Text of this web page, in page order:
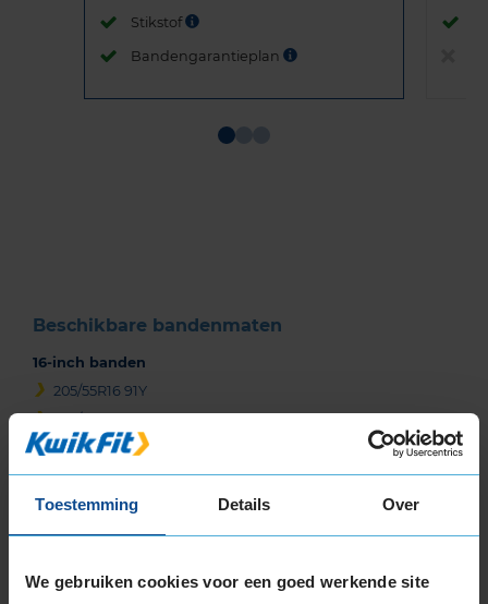
Toestemming Details Over
We gebruiken cookies voor een goed werkende site
Stikstof
Bandengarantieplan
Beschikbare bandenmaten
16-inch banden
205/55R16 91Y
205/55R16 94Y EXTRALOAD
225/50R16 92Y
195/45R17 81W
195/45R17 85W EXTRALOAD
205/45R17 88Y EXTRALOAD